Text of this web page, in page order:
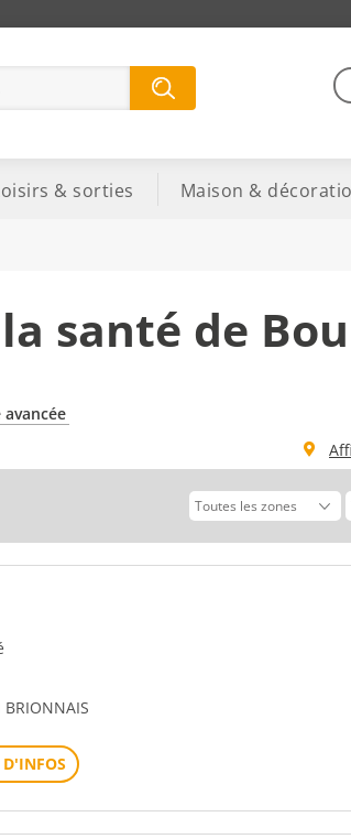
& sorties Maison &
santé de
avancée
BRIONNAIS
D'INFOS